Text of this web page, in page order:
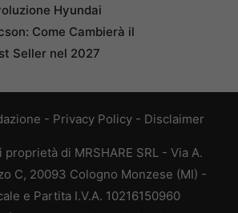
Hyundai
Come Cambierà il
Seller nel 2027
- Privacy Policy - Disclaimer
di MRSHARE SRL - Via A.
C, 20093 Cologno Monzese (MI) -
e Partita I.V.A. 10216150960